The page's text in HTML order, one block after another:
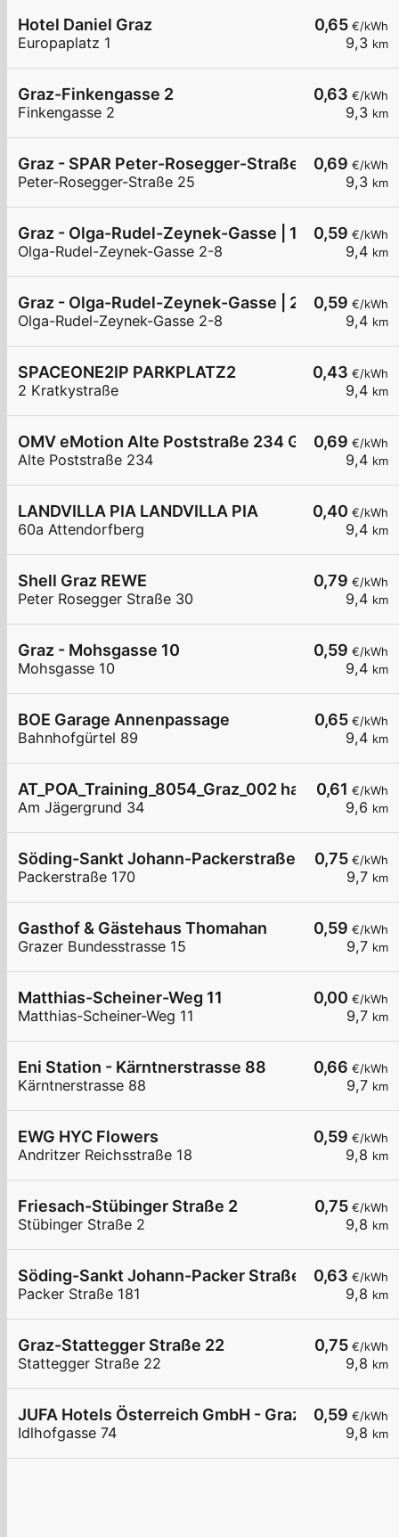
0,65 €/kWh
9,3 km
Hotel Daniel Graz
Europaplatz 1
0,63 €/kWh
9,3 km
Graz-Finkengasse 2
Finkengasse 2
0,69 €/kWh
9,3 km
Graz - SPAR Peter-Rosegger-Straße 25
Peter-Rosegger-Straße 25
0,59 €/kWh
9,4 km
Graz - Olga-Rudel-Zeynek-Gasse | 1 von 2
Olga-Rudel-Zeynek-Gasse 2-8
0,59 €/kWh
9,4 km
Graz - Olga-Rudel-Zeynek-Gasse | 2 von 2
Olga-Rudel-Zeynek-Gasse 2-8
0,43 €/kWh
9,4 km
SPACEONE2IP PARKPLATZ2
2 Kratkystraße
0,69 €/kWh
9,4 km
OMV eMotion Alte Poststraße 234 Graz
Alte Poststraße 234
0,40 €/kWh
9,4 km
LANDVILLA PIA LANDVILLA PIA
60a Attendorfberg
0,79 €/kWh
9,4 km
Shell Graz REWE
Peter Rosegger Straße 30
0,59 €/kWh
9,4 km
Graz - Mohsgasse 10
Mohsgasse 10
0,65 €/kWh
9,4 km
BOE Garage Annenpassage
Bahnhofgürtel 89
0,61 €/kWh
9,6 km
AT_POA_Training_8054_Graz_002 halb öffentlich
Am Jägergrund 34
0,75 €/kWh
9,7 km
Söding-Sankt Johann-Packerstraße 170
Packerstraße 170
0,59 €/kWh
9,7 km
Gasthof & Gästehaus Thomahan
Grazer Bundesstrasse 15
0,00 €/kWh
9,7 km
Matthias-Scheiner-Weg 11
Matthias-Scheiner-Weg 11
0,66 €/kWh
9,7 km
Eni Station - Kärntnerstrasse 88
Kärntnerstrasse 88
0,59 €/kWh
9,8 km
EWG HYC Flowers
Andritzer Reichsstraße 18
0,75 €/kWh
9,8 km
Friesach-Stübinger Straße 2
Stübinger Straße 2
0,63 €/kWh
9,8 km
Söding-Sankt Johann-Packer Straße 181
Packer Straße 181
0,75 €/kWh
9,8 km
Graz-Stattegger Straße 22
Stattegger Straße 22
0,59 €/kWh
9,8 km
JUFA Hotels Österreich GmbH - Graz 1
Idlhofgasse 74